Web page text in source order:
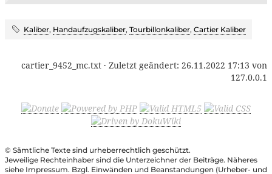
Kaliber, Handaufzugskaliber, Tourbillonkaliber, Cartier Kaliber
cartier_9452_mc.txt · Zuletzt geändert: 26.11.2022 17:13 von
127.0.0.1
© Sämtliche Texte sind urheberrechtlich geschützt.
Jeweilige Rechteinhaber sind die Unterzeichner der Beiträge. Näheres
siehe Impressum. Bzgl. Einwänden und Beanstandungen (Urheber- und